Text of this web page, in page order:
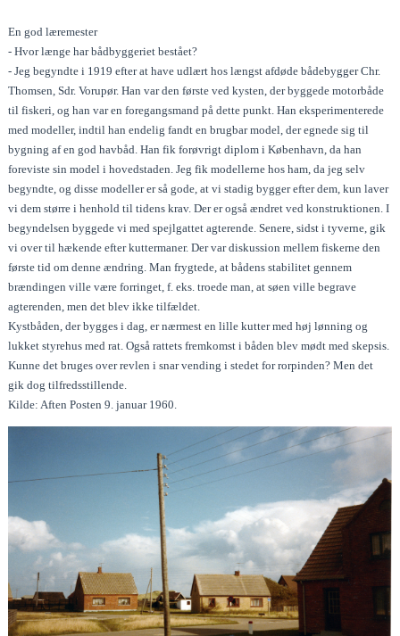
En god læremester
- Hvor længe har bådbyggeriet bestået?
- Jeg begyndte i 1919 efter at have udlært hos længst afdøde bådebygger Chr.
Thomsen, Sdr. Vorupør. Han var den første ved kysten, der byggede motorbåde
til fiskeri, og han var en foregangsmand på dette punkt. Han eksperimenterede
med modeller, indtil han endelig fandt en brugbar model, der egnede sig til
bygning af en god havbåd. Han fik forøvrigt diplom i København, da han
foreviste sin model i hovedstaden. Jeg fik modellerne hos ham, da jeg selv
begyndte, og disse modeller er så gode, at vi stadig bygger efter dem, kun laver
vi dem større i henhold til tidens krav. Der er også ændret ved konstruktionen. I
begyndelsen byggede vi med spejlgattet agterende. Senere, sidst i tyverne, gik
vi over til hækende efter kuttermaner. Der var diskussion mellem fiskerne den
første tid om denne ændring. Man frygtede, at bådens stabilitet gennem
brændingen ville være forringet, f. eks. troede man, at søen ville begrave
agterenden, men det blev ikke tilfældet.
Kystbåden, der bygges i dag, er nærmest en lille kutter med høj lønning og
lukket styrehus med rat. Også rattets fremkomst i båden blev mødt med skepsis.
Kunne det bruges over revlen i snar vending i stedet for rorpinden? Men det
gik dog tilfredsstillende.
Kilde: Aften Posten 9. januar 1960.